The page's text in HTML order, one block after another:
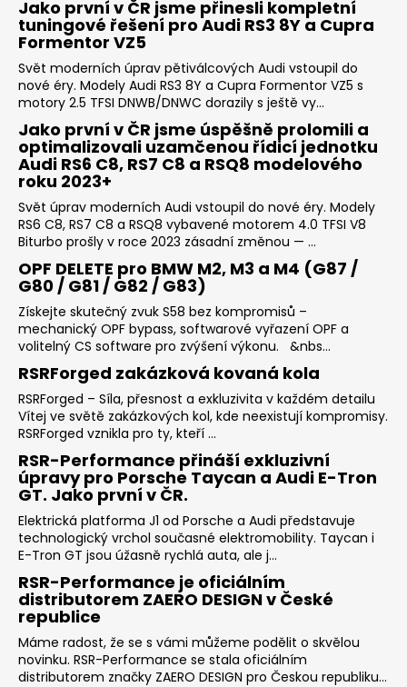
Jako první v ČR jsme přinesli kompletní
tuningové řešení pro Audi RS3 8Y a Cupra
Formentor VZ5
Svět moderních úprav pětiválcových Audi vstoupil do
nové éry. Modely Audi RS3 8Y a Cupra Formentor VZ5 s
motory 2.5 TFSI DNWB/DNWC dorazily s ještě vy...
Jako první v ČR jsme úspěšně prolomili a
optimalizovali uzamčenou řídicí jednotku
Audi RS6 C8, RS7 C8 a RSQ8 modelového
roku 2023+
Svět úprav moderních Audi vstoupil do nové éry. Modely
RS6 C8, RS7 C8 a RSQ8 vybavené motorem 4.0 TFSI V8
Biturbo prošly v roce 2023 zásadní změnou — ...
OPF DELETE pro BMW M2, M3 a M4 (G87 /
G80 / G81 / G82 / G83)
Získejte skutečný zvuk S58 bez kompromisů –
mechanický OPF bypass, softwarové vyřazení OPF a
volitelný CS software pro zvýšení výkonu. &nbs...
RSRForged zakázková kovaná kola
RSRForged – Síla, přesnost a exkluzivita v každém detailu
Vítej ve světě zakázkových kol, kde neexistují kompromisy.
RSRForged vznikla pro ty, kteří ...
RSR-Performance přináší exkluzivní
úpravy pro Porsche Taycan a Audi E-Tron
GT. Jako první v ČR.
Elektrická platforma J1 od Porsche a Audi představuje
technologický vrchol současné elektromobility. Taycan i
E-Tron GT jsou úžasně rychlá auta, ale j...
RSR-Performance je oficiálním
distributorem ZAERO DESIGN v České
republice
Máme radost, že se s vámi můžeme podělit o skvělou
novinku. RSR-Performance se stala oficiálním
distributorem značky ZAERO DESIGN pro Českou republiku...